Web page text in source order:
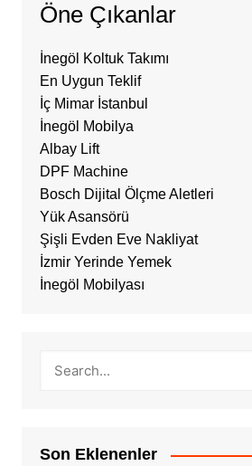
Öne Çıkanlar
İnegöl Koltuk Takımı
En Uygun Teklif
İç Mimar İstanbul
İnegöl Mobilya
Albay Lift
DPF Machine
Bosch Dijital Ölçme Aletleri
Yük Asansörü
Şişli Evden Eve Nakliyat
İzmir Yerinde Yemek
İnegöl Mobilyası
Son Eklenenler